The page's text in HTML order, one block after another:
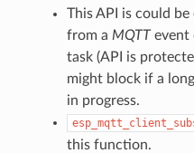
This API is could
from a MQTTevent
task (API is
might block if a
in progress.
this function.